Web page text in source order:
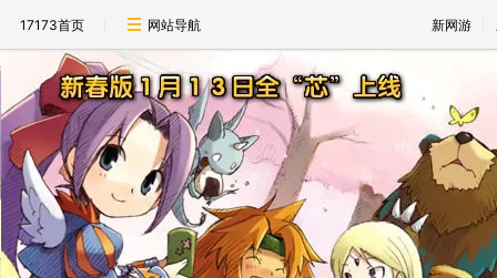
17173首页 网站导航 新网游